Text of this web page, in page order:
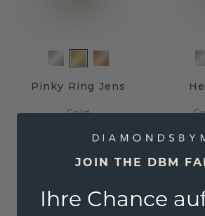
Pinky Ring Jens
Gold
1.865,- €
JOIN THE DBM
Ihre Chance